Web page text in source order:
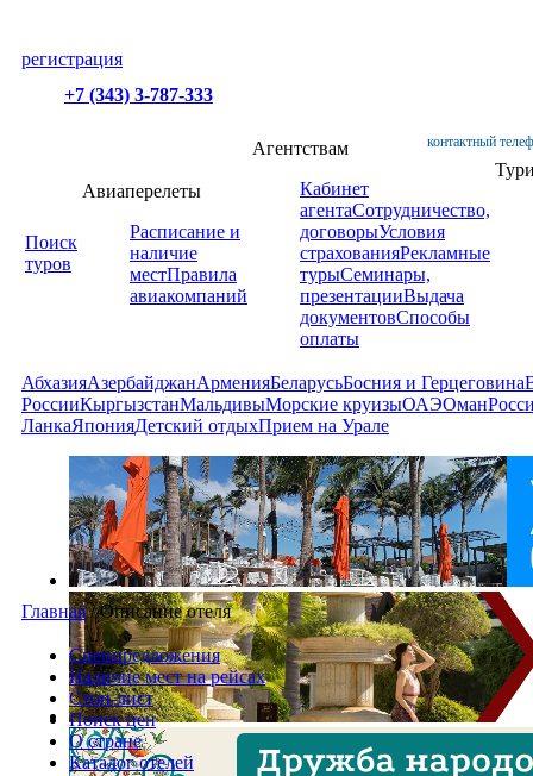
регистрация
+7 (343) 3-787-333
контактный
Поиск
туров
Авиаперелеты
Расписание и
наличие
местПравила
авиакомпаний
Агентствам
Кабинет
агентаСотрудничество,
договорыУсловия
страхованияРекламные
турыСеминары,
презентацииВыдача
документовСпособы
оплаты
АбхазияАзербайджанАрменияБеларусьБосния и Герцеговина
РоссииКыргызстанМальдивыМорские круизыОАЭОман
ЛанкаЯпонияДетский отдыхПрием на Урале
Главная /Описание отеля
Спецпредложения
Наличие мест на рейсах
Стоп-лист
Поиск цен
О стране
Каталог отелей